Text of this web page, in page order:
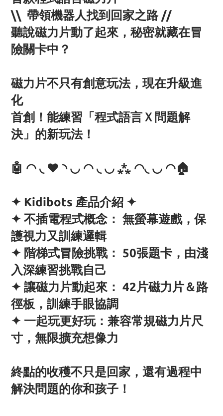
\\ 帶領機器人找到回家之路 //
聽說磁力片動了起來，秘密就藏在冒
險關卡中？
磁力片不只有創意玩法，現在升級進
化
首創！能練習「程式語言Ｘ問題解
決」的新玩法！
🤖 ◠ ◟ ❤ ◝ ◡ ◠ ◟ ◡ ⁂ ◠◟ ◡ ◠🏠
✦ Kidibots 產品介紹 ✦
✦ 不插電程式概念： 無螢幕遊戲，保
護視力又訓練邏輯
✦ 階梯式冒險挑戰： 50張題卡，由淺
入深練習挑戰自己
✦ 讓磁力片動起來： 42片磁力片＆路
徑板，訓練手眼協調
✦ 一起玩更好玩：兼容常規磁力片尺
寸，無限擴充想像力
終點的收穫不只是回家，還有過程中
解決問題的你和孩子！